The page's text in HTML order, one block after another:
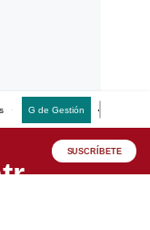
G de Gestión
SUSCRÍBETE